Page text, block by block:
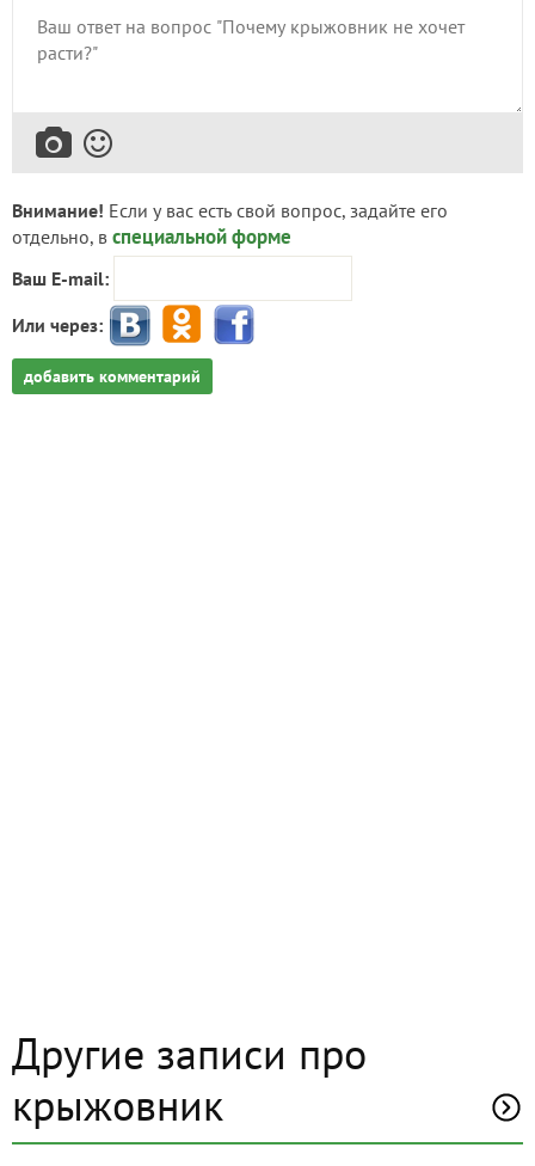
Внимание! Если у вас есть свой вопрос, задайте его
отдельно, в специальной форме
Ваш E-mail:
Или через:
добавить комментарий
Другие записи про
крыжовник